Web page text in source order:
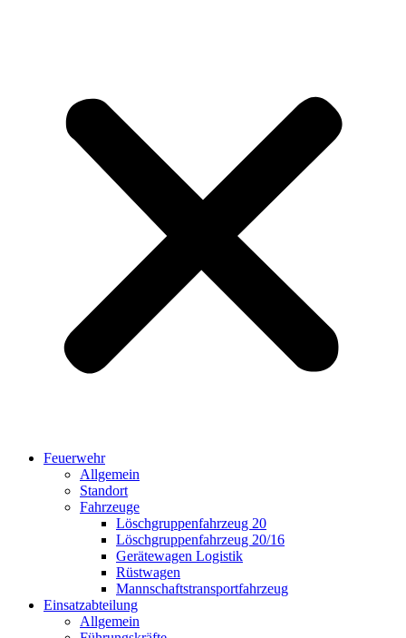
Feuerwehr
Allgemein
Standort
Fahrzeuge
Löschgruppen­fahrzeug 20
Lösch­gruppen­fahrzeug 20/16
Geräte­wagen Logistik
Rüst­wagen
Mannschafts­transportfahrzeug
Einsatz­abteilung
Allgemein